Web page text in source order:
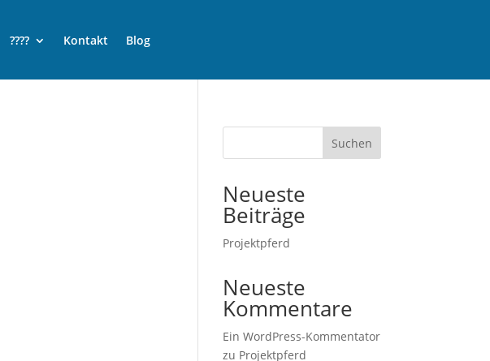
???? Kontakt Blog
Suchen
Neueste
Beiträge
Projektpferd
Neueste
Kommentare
Ein WordPress-Kommentator
zu Projektpferd